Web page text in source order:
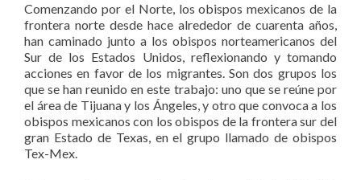
Comenzando por el Norte, los obispos mexicanos de la
frontera norte desde hace alrededor de cuarenta años,
han caminado junto a los obispos norteamericanos del
Sur de los Estados Unidos, reflexionando y tomando
acciones en favor de los migrantes. Son dos grupos los
que se han reunido en este trabajo: uno que se reúne por
el área de Tijuana y los Ángeles, y otro que convoca a los
obispos mexicanos con los obispos de la frontera sur del
gran Estado de Texas, en el grupo llamado de obispos
Tex-Mex.